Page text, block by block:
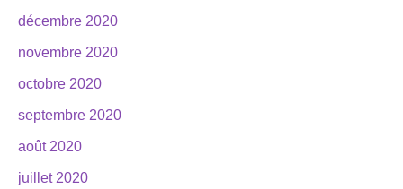
décembre 2020
novembre 2020
octobre 2020
septembre 2020
août 2020
juillet 2020